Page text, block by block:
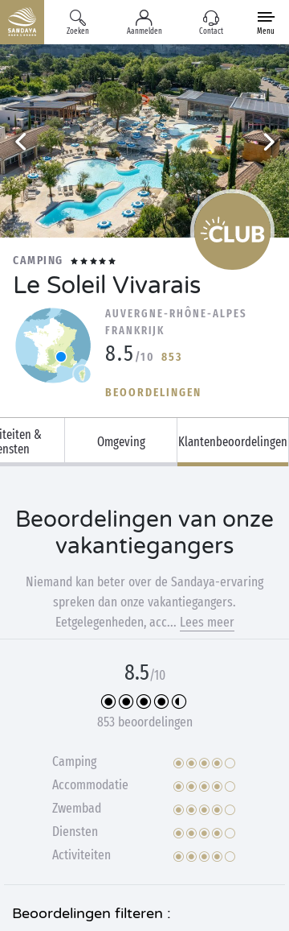
Zoeken Aanmelden Contact Menu
CAMPING
Le Soleil Vivarais
AUVERGNE-RHÔNE-ALPES
FRANKRIJK
8.5 /10 853
BEOORDELINGEN
&
Omgeving Klantenbeoordelingen
Beoordelingen van onze
vakantiegangers
Niemand kan beter over de Sandaya-ervaring
spreken dan onze vakantiegangers.
Eetgelegenheden, acc... Lees meer
8.5/10
853 beoordelingen
Camping
Accommodatie
Zwembad
Diensten
Activiteiten
Beoordelingen filteren :